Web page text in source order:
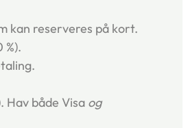
kan reserveres på kort.
Hav både Visa og